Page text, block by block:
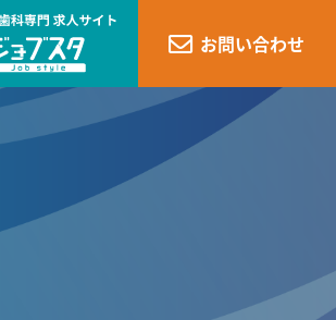
お問い合わせ